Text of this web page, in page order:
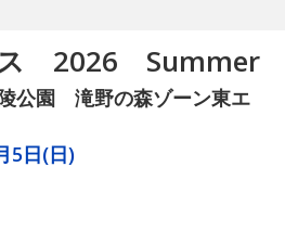
ス 2026 Summer
公園 滝野の森ゾーン東エ
5日(日)